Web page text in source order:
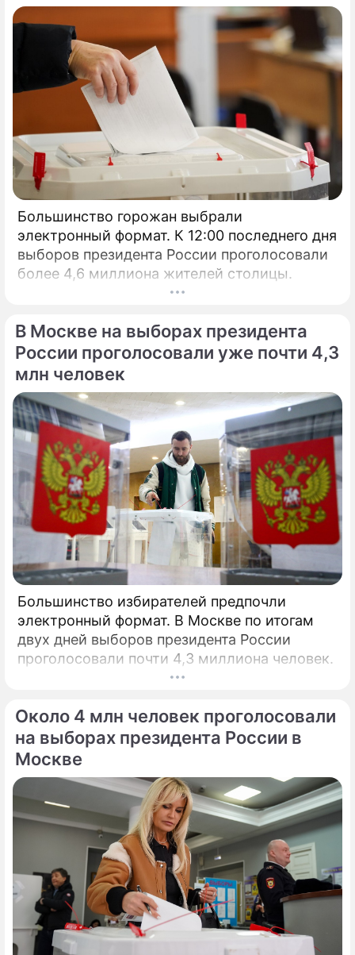
Большинство горожан выбрали
электронный формат. К 12:00 последнего дня
выборов президента России проголосовали
более 4,6 миллиона жителей столицы.
В Москве на выборах президента
России проголосовали уже почти 4,3
млн человек
Большинство избирателей предпочли
электронный формат. В Москве по итогам
двух дней выборов президента России
проголосовали почти 4,3 миллиона человек.
Около 4 млн человек проголосовали
на выборах президента России в
Москве